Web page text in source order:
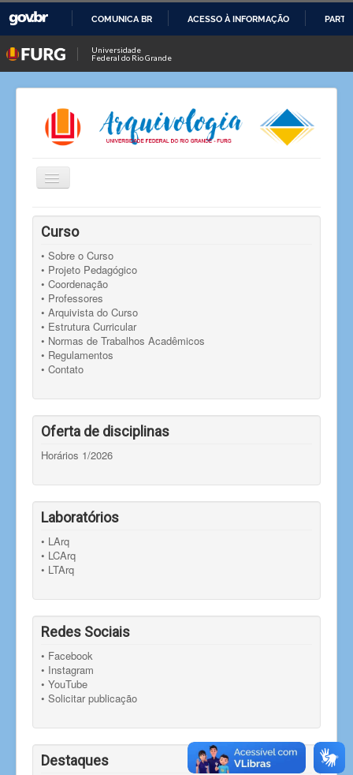
O
CONTEÚDO
COMUNICA BR ACESSO À INFORMAÇÃO
Universidade
Federal do Rio Grande
Alternar
Navegação
Você está aqui:
Resultado da seleção para bolsa de pesquisa
Curso
• Sobre o Curso
• Projeto Pedagógico
• Coordenação
• Professores
• Arquivista do Curso
• Estrutura Curricular
• Normas de Trabalhos Acadêmicos
• Regulamentos
• Contato
Oferta de disciplinas
Horários 1/2026
Laboratórios
• LArq
• LCArq
• LTArq
Redes Sociais
• Facebook
• Instagram
• YouTube
• Solicitar publicação
Destaques